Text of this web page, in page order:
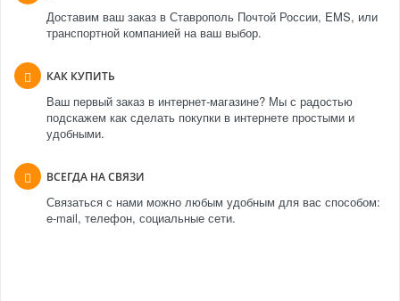
Доставим ваш заказ в Ставрополь Почтой России, EMS, или
транспортной компанией на ваш выбор.
КАК КУПИТЬ
Ваш первый заказ в интернет-магазине? Мы с радостью
подскажем как сделать покупки в интернете простыми и
удобными.
ВСЕГДА НА СВЯЗИ
Связаться с нами можно любым удобным для вас способом:
e-mail, телефон, социальные сети.